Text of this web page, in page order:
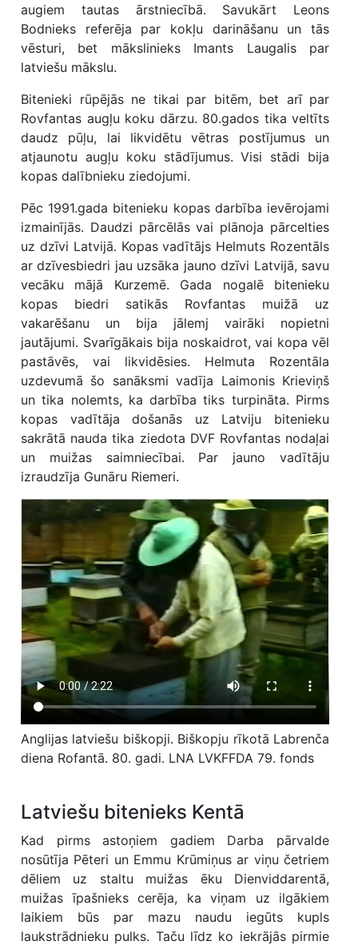
augiem tautas ārstniecībā. Savukārt Leons
Bodnieks referēja par kokļu darināšanu un tās
vēsturi, bet mākslinieks Imants Laugalis par
latviešu mākslu.
Bitenieki rūpējās ne tikai par bitēm, bet arī par
Rovfantas augļu koku dārzu. 80.gados tika veltīts
daudz pūļu, lai likvidētu vētras postījumus un
atjaunotu augļu koku stādījumus. Visi stādi bija
kopas dalībnieku ziedojumi.
Pēc 1991.gada bitenieku kopas darbība ievērojami
izmainījās. Daudzi pārcēlās vai plānoja pārcelties
uz dzīvi Latvijā. Kopas vadītājs Helmuts Rozentāls
ar dzīvesbiedri jau uzsāka jauno dzīvi Latvijā, savu
vecāku mājā Kurzemē. Gada nogalē bitenieku
kopas biedri satikās Rovfantas muižā uz
vakarēšanu un bija jālemj vairāki nopietni
jautājumi. Svarīgākais bija noskaidrot, vai kopa vēl
pastāvēs, vai likvidēsies. Helmuta Rozentāla
uzdevumā šo sanāksmi vadīja Laimonis Krieviņš
un tika nolemts, ka darbība tiks turpināta. Pirms
kopas vadītāja došanās uz Latviju bitenieku
sakrātā nauda tika ziedota DVF Rovfantas nodaļai
un muižas saimniecībai. Par jauno vadītāju
izraudzīja Gunāru Riemeri.
Anglijas latviešu biškopji. Biškopju rīkotā Labrenča
diena Rofantā. 80. gadi. LNA LVKFFDA 79. fonds
Latviešu bitenieks Kentā
Kad pirms astoņiem gadiem Darba pārvalde
nosūtīja Pēteri un Emmu Krūmiņus ar viņu četriem
dēliem uz staltu muižas ēku Dienviddarentā,
muižas īpašnieks cerēja, ka viņam uz ilgākiem
laikiem būs par mazu naudu iegūts kupls
laukstrādnieku pulks. Taču līdz ko iekrājās pirmie